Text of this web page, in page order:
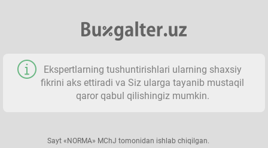
Ekspertlarning tushuntirishlari ularning shaхsiy
fikrini aks ettiradi va Siz ularga tayanib mustaqil
qaror qabul qilishingiz mumkin.
Sayt «NORMA» MChJ tomonidan ishlab chiqilgan.